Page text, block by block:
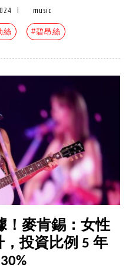
music
絲 #碧昂絲
！麥肯錫：女性
投資比例 5 年